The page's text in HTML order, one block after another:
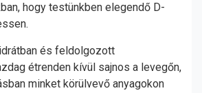
hogy testünkben elegendő D-
és feldolgozott
étrenden kívül sajnos a levegőn,
minket körülvevő anyagokon